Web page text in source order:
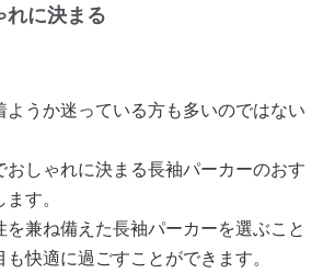
れに決まる
ようか迷っている方も多いのではない
しゃれに決まる長袖パーカーのおす
す。
兼ね備えた長袖パーカーを選ぶこと
快適に過ごすことができます。